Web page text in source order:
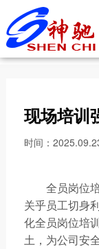
关于神驰
公司简介
董事长致辞
神驰文化
公司图片
新闻中心
公司新闻
文化导航
视频动态
员工风采
产品与业务
主要装置
神驰产品
科技创新
创新平台
技术成果
可持续发展
安全生产
人才发展
人才培养
人才引进
联系我们
联系方式
总裁直通车
现场培训
时间：
全员岗位
关乎员工切身
化全员岗位培
土，为公司安